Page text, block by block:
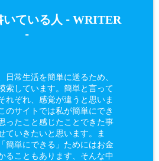
いている人 - WRITER
-
日常生活を簡単に送るため、
索しています。簡単と言って
れぞれ、感覚が違うと思いま
のサイトでは私が簡単にでき
ったこと感じたことできた事
ていきたいと思います。ま
簡単にできる」ためにはお金
ることもあります、そんな中